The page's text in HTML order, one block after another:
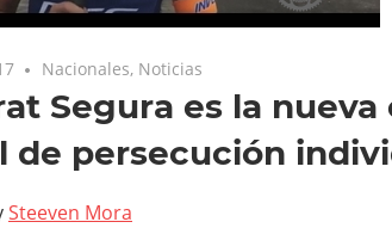
Nacionales, Noticias
Segura es la nueva
de persecución
Steeven Mora